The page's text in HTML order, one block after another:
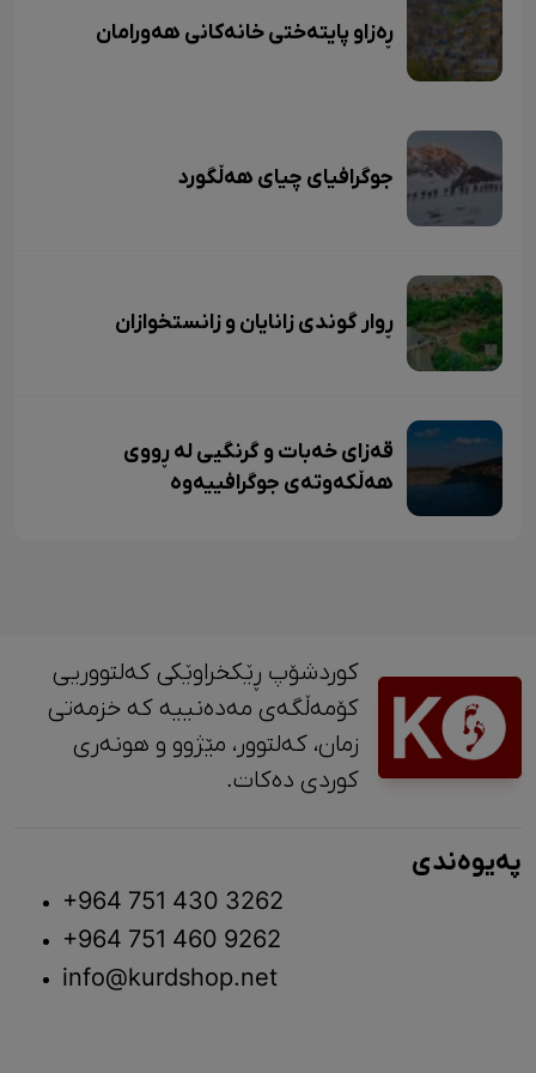
ڕەزاو پایتەختی خانەکانی هەورامان
جوگرافیای چیای هەڵگورد
ڕوار گوندی زانایان و زانستخوازان
قەزای خەبات و گرنگیی لە ڕووی
هەڵکەوتەی جوگرافییەوە
کوردشۆپ ڕێکخراوێکی کەلتووریی
کۆمەڵگەی مەدەنییە کە خزمەتی
زمان، کەلتوور، مێژوو و ‎هونەری
کوردی دەکات.
پەیوەندی
+964 751 430 3262
+964 751 460 9262
info@kurdshop.net